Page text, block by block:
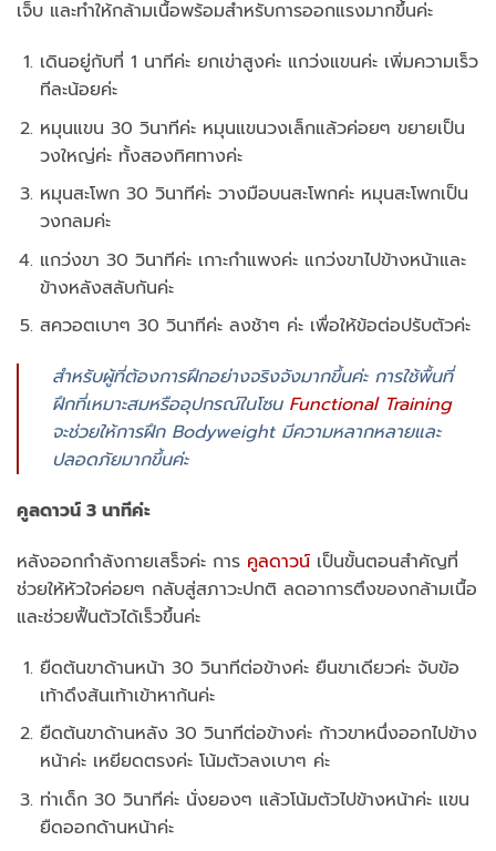
เจ็บ และทำให้กล้ามเนื้อพร้อมสำหรับการออกแรงมากขึ้นค่ะ
เดินอยู่กับที่ 1 นาทีค่ะ ยกเข่าสูงค่ะ แกว่งแขนค่ะ เพิ่มความเร็ว
ทีละน้อยค่ะ
หมุนแขน 30 วินาทีค่ะ หมุนแขนวงเล็กแล้วค่อยๆ ขยายเป็น
วงใหญ่ค่ะ ทั้งสองทิศทางค่ะ
หมุนสะโพก 30 วินาทีค่ะ วางมือบนสะโพกค่ะ หมุนสะโพกเป็น
วงกลมค่ะ
แกว่งขา 30 วินาทีค่ะ เกาะกำแพงค่ะ แกว่งขาไปข้างหน้าและ
ข้างหลังสลับกันค่ะ
สควอตเบาๆ 30 วินาทีค่ะ ลงช้าๆ ค่ะ เพื่อให้ข้อต่อปรับตัวค่ะ
สำหรับผู้ที่ต้องการฝึกอย่างจริงจังมากขึ้นค่ะ การใช้พื้นที่
ฝึกที่เหมาะสมหรืออุปกรณ์ในโซน Functional Training
จะช่วยให้การฝึก Bodyweight มีความหลากหลายและ
ปลอดภัยมากขึ้นค่ะ
คูลดาวน์ 3 นาทีค่ะ
หลังออกกำลังกายเสร็จค่ะ การ คูลดาวน์ เป็นขั้นตอนสำคัญที่
ช่วยให้หัวใจค่อยๆ กลับสู่สภาวะปกติ ลดอาการตึงของกล้ามเนื้อ
และช่วยฟื้นตัวได้เร็วขึ้นค่ะ
ยืดต้นขาด้านหน้า 30 วินาทีต่อข้างค่ะ ยืนขาเดียวค่ะ จับข้อ
เท้าดึงส้นเท้าเข้าหาก้นค่ะ
ยืดต้นขาด้านหลัง 30 วินาทีต่อข้างค่ะ ก้าวขาหนึ่งออกไปข้าง
หน้าค่ะ เหยียดตรงค่ะ โน้มตัวลงเบาๆ ค่ะ
ท่าเด็ก 30 วินาทีค่ะ นั่งยองๆ แล้วโน้มตัวไปข้างหน้าค่ะ แขน
ยืดออกด้านหน้าค่ะ